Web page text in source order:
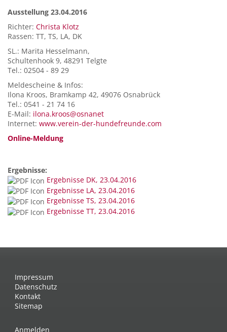
Ausstellung 23.04.2016
Richter: Christa Klotz
Rassen: TT, TS, LA, DK
SL.: Marita Hesselmann,
Schultenhook 9, 48291 Telgte
Tel.: 02504 - 89 29
Meldescheine & Infos:
Ilona Kroos, Bramkamp 42, 49076 Osnabrück
Tel.: 0541 - 21 74 16
E-Mail: ilona.kroos@osnanet
Internet: www.verein-der-hundefreunde.com
Online-Meldung
Ergebnisse:
Ergebnisse DK, 23.04.2016
Ergebnisse LA, 23.04.2016
Ergebnisse TS, 23.04.2016
Ergebnisse TT, 23.04.2016
Impressum
Datenschutz
Kontakt
Sitemap
Anmelden